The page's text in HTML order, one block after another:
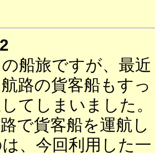
船旅ですが、最近
路の貨客船もすっ
てしまいました。
で貨客船を運航し
、今回利用した一